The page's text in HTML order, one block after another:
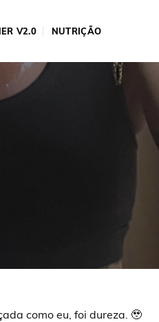
V2.0 NUTRIÇÃO
como eu, foi dureza. 🥹